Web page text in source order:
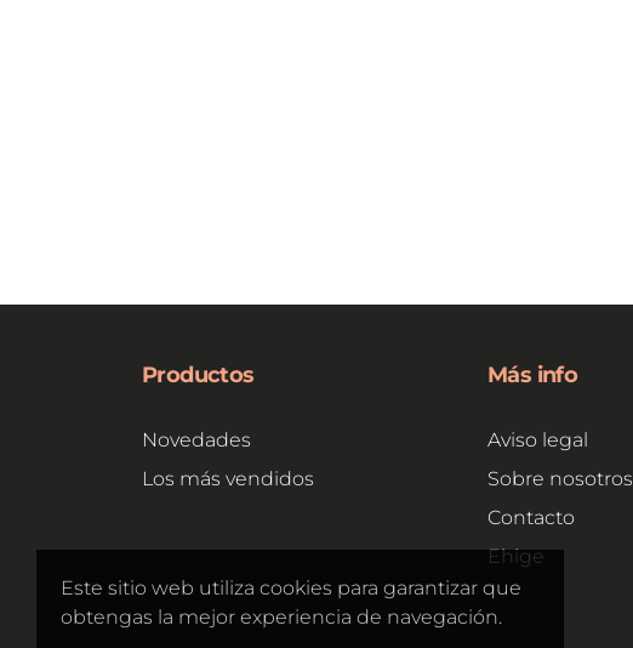
Este sitio web utiliza cookies para garantizar que
obtengas la mejor experiencia de navegación.
Productos
Novedades
Los más vendidos
Más info
Aviso legal
Sobre nosotros
Contacto
Ehige